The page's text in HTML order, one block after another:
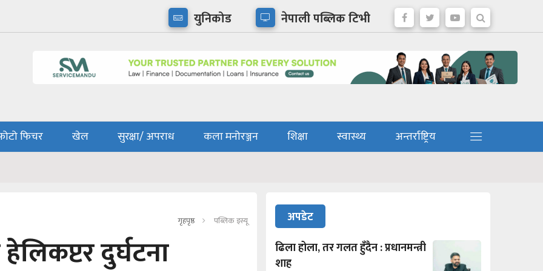
युनिकोड नेपाली पब्लिक टिभी
फिचर खेल सुरक्षा/ अपराध कला मनोरञ्जन शिक्षा स्वास्थ्य
अन्तर्राष्ट्रिय
गृहपृष्ठ पब्लिक इस्यू
दुर्घटना
अपडेट
ढिला होला, तर गलत हुँदैन : प्रधानमन्त्री
शाह